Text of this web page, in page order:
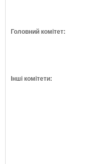
Головний комітет:
Інші комітети: